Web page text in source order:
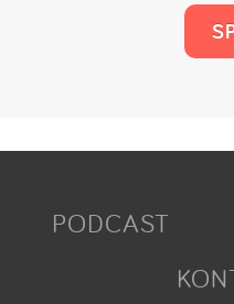
PODCAST